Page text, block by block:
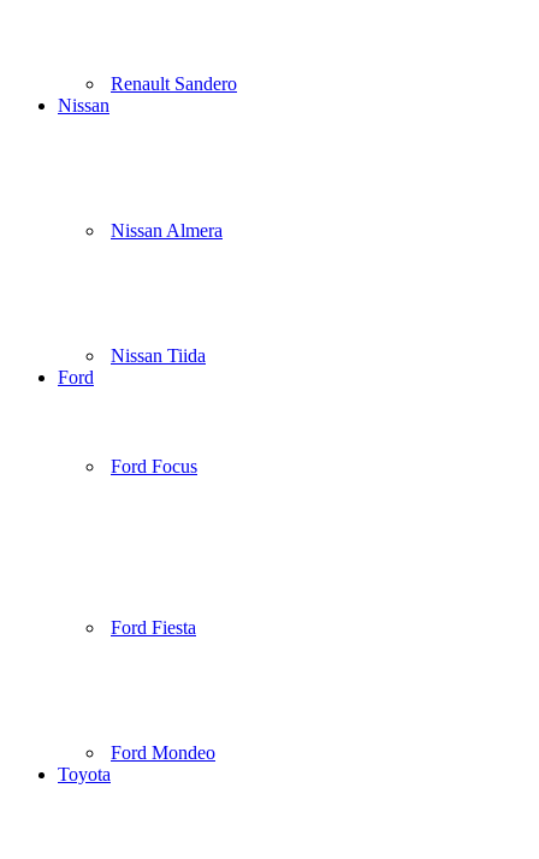
Renault Sandero
Nissan
Nissan Almera
Nissan Tiida
Ford
Ford Focus
Ford Fiesta
Ford Mondeo
Toyota